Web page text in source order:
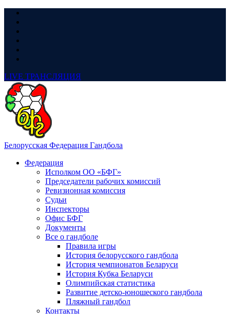
LIVE ТРАНСЛЯЦИЯ
Белорусская Федерация Гандбола
Федерация
Исполком ОО «БФГ»
Председатели рабочих комиссий
Ревизионная комиссия
Судьи
Инспекторы
Офис БФГ
Документы
Все о гандболе
Правила игры
История белорусского гандбола
История чемпионатов Беларуси
История Кубка Беларуси
Олимпийская статистика
Развитие детско-юношеского гандбола
Пляжный гандбол
Контакты